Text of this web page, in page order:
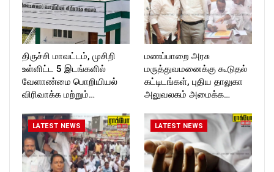
திருச்சி மாவட்டம், முசிறி
உள்ளிட்ட 5 இடங்களில்
வேளாண்மை பொறியியல்
விரிவாக்க மற்றும்…
மணப்பாறை அரசு
மருத்துவமனைக்கு கூடுதல்
கட்டிடங்கள், புதிய தாலுகா
அலுவலகம் அமைக்க…
LATEST NEWS LATEST NEWS